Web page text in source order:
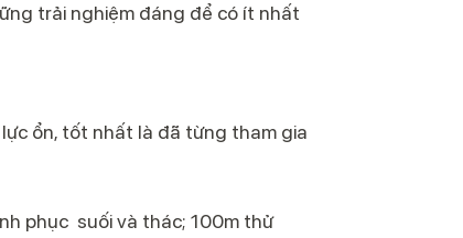
trải nghiệm đáng để có ít nhất
ổn, tốt nhất là đã từng tham gia
phục suối và thác; 100m thử